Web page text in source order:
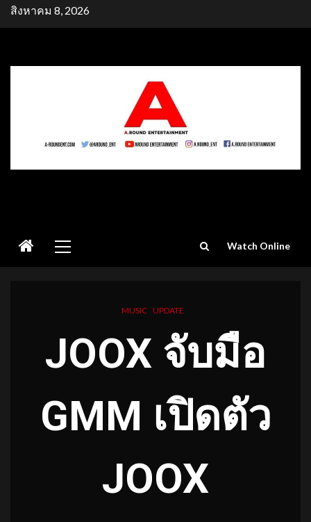
Skipสิงหาคม 8, 2026
Menu
Watch Online
MUSIC UPDATE
JOOX จับมือ
GMM เปิดตัว
JOOX